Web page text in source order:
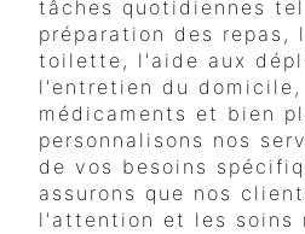
tâches quotidiennes
préparation des repas,
toilette, l'aide aux
l'entretien du
médicaments et bien
personnalisons nos
de vos besoins
assurons que nos
l'attention et les soins